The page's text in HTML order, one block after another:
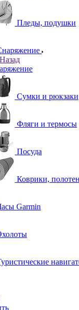
Пледы, подушки
Назад
Сумки и рюкзаки
Фляги и термосы
Посуда
Коврики,
Garmin